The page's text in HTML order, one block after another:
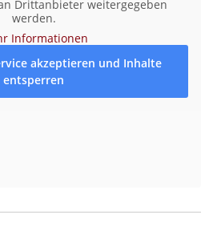
Hauptstadt und einer guten
Drittanbieter weitergegeben
werden.
Informationen
akzeptieren und Inhalte
entsperren